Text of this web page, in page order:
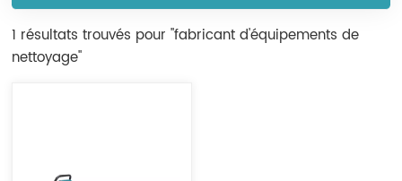
Português
العربية
Indonesia
1 résultats trouvés pour "fabricant d'équipements de
nettoyage"